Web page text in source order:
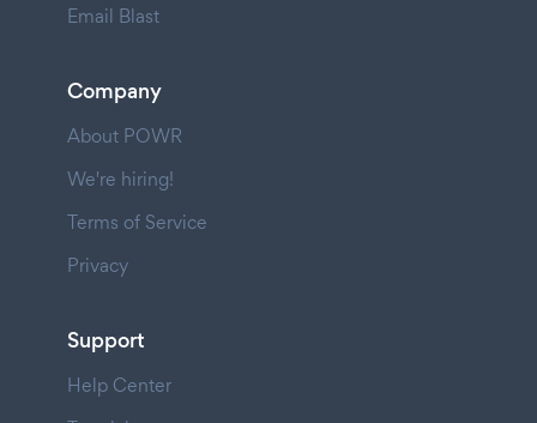
Email Blast
Company
About POWR
We're hiring!
Terms of Service
Privacy
Support
Help Center